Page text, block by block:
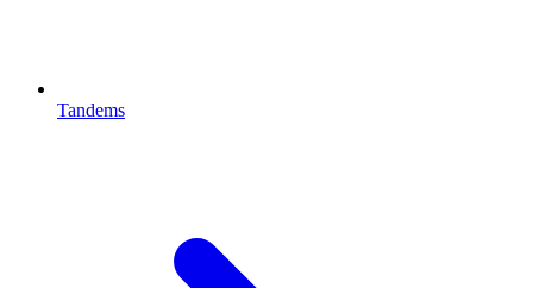
Tandems